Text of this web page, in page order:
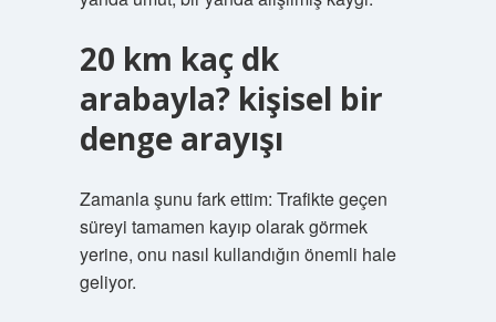
20 km kaç dk
arabayla? kişisel bir
denge arayışı
Zamanla şunu fark ettim: Trafikte geçen
süreyi tamamen kayıp olarak görmek
yerine, onu nasıl kullandığın önemli hale
geliyor.